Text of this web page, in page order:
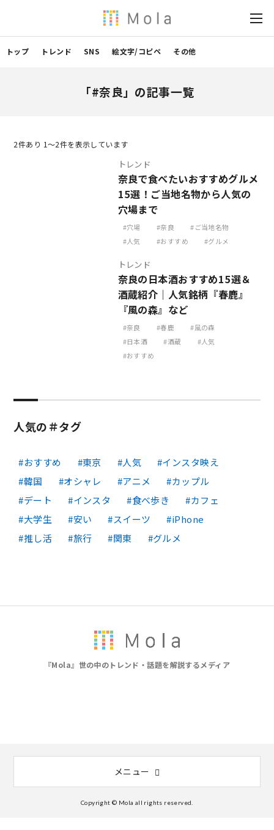
トップ トレンド SNS 絵文字/コピペ その他
「#奈良」の記事一覧
2件あり 1〜2件を表示しています
トレンド
奈良で食べたいおすすめグルメ
15選！ご当地名物から人気の
穴場まで
穴場 奈良
ご当地名物
人気
おすすめ グルメ
トレンド
奈良の日本酒おすすめ15選＆
酒蔵紹介｜人気銘柄『春鹿』
『風の森』など
奈良 春鹿
風の森
日本酒
酒蔵
人気
おすすめ
人気の＃タグ
おすすめ 東京 人気
インスタ映え
韓国
オシャレ アニメ
カップル
デート
インスタ 食べ歩き
カフェ
大学生
安い スイーツ
iPhone
推し活
旅行 関東 グルメ
『Mola』世の中のトレンド・話題を解説するメディア
メニュー
Copyright © Mola all rights reserved.